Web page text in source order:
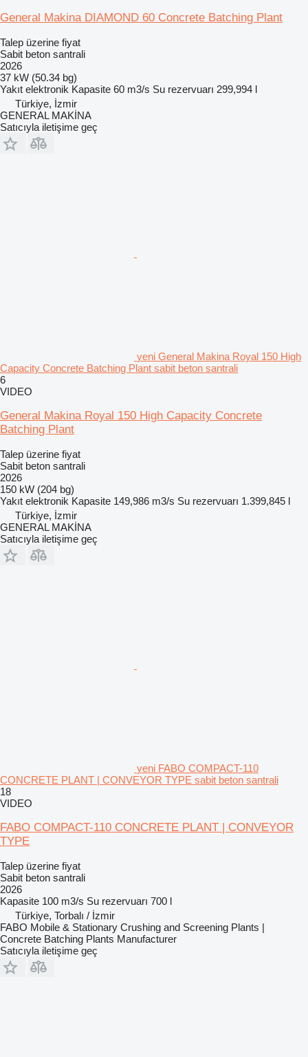
General Makina DIAMOND 60 Concrete Batching Plant
Talep üzerine fiyat
Sabit beton santrali
2026
37 kW (50.34 bg)
Yakıt elektronik Kapasite 60 m3/s Su rezervuarı 299,994 l
Türkiye, İzmir
GENERAL MAKİNA
Satıcıyla iletişime geç
yeni General Makina Royal 150 High
Capacity Concrete Batching Plant sabit beton santrali
6
VIDEO
General Makina Royal 150 High Capacity Concrete
Batching Plant
Talep üzerine fiyat
Sabit beton santrali
2026
150 kW (204 bg)
Yakıt elektronik Kapasite 149,986 m3/s Su rezervuarı 1.399,845 l
Türkiye, İzmir
GENERAL MAKİNA
Satıcıyla iletişime geç
yeni FABO COMPACT-110
CONCRETE PLANT | CONVEYOR TYPE sabit beton santrali
18
VIDEO
FABO COMPACT-110 CONCRETE PLANT | CONVEYOR
TYPE
Talep üzerine fiyat
Sabit beton santrali
2026
Kapasite 100 m3/s Su rezervuarı 700 l
Türkiye, Torbalı / İzmir
FABO Mobile & Stationary Crushing and Screening Plants |
Concrete Batching Plants Manufacturer
Satıcıyla iletişime geç